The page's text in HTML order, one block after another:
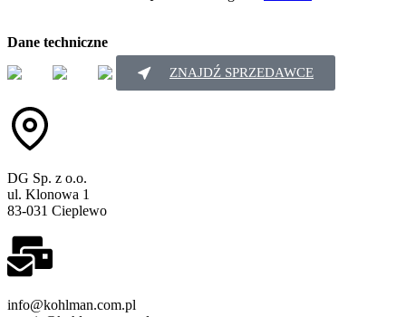
Dane techniczne
ZNAJDŹ SPRZEDAWCE
DG Sp. z o.o.
ul. Klonowa 1
83-031 Cieplewo
info@kohlman.com.pl